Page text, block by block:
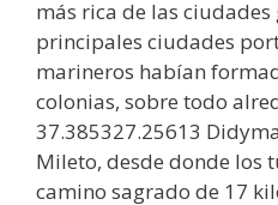
más rica de las
principales ciudades
marineros habían
colonias, sobre todo
37.385327.25613
Mileto, desde donde los
camino sagrado de 17